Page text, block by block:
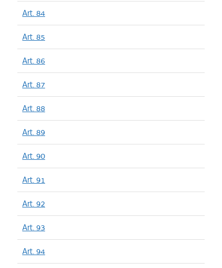
Art. 84
Art. 85
Art. 86
Art. 87
Art. 88
Art. 89
Art. 90
Art. 91
Art. 92
Art. 93
Art. 94